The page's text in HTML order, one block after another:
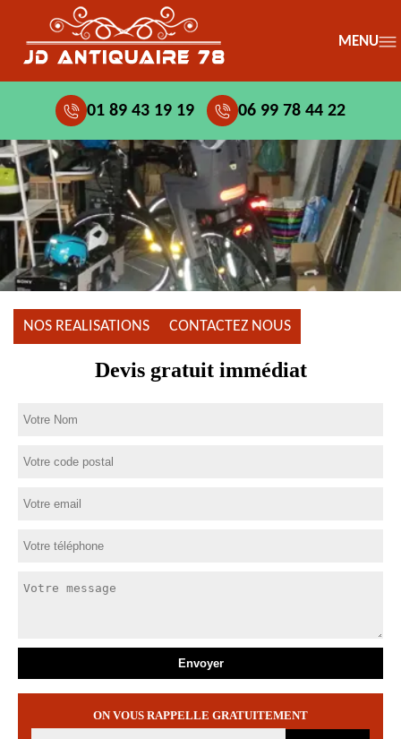
MENU
01 89 43 19 19 06 99 78 44 22
NOS REALISATIONS CONTACTEZ NOUS
Devis gratuit immédiat
ON VOUS RAPPELLE GRATUITEMENT